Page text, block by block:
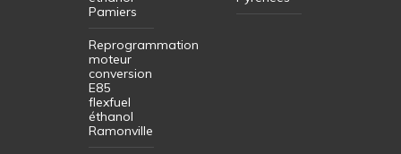
Pamiers
Reprogrammation
moteur
conversion
E85
flexfuel
éthanol
Ramonville